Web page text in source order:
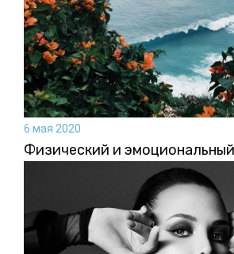
6 мая 2020
Физический и